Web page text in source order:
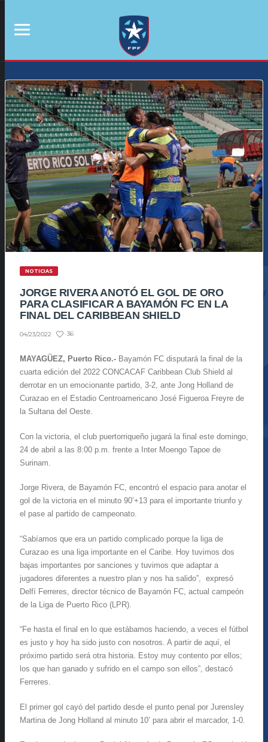
NOTICIAS
JORGE RIVERA ANOTÓ EL GOL DE ORO
PARA CLASIFICAR A BAYAMÓN FC EN LA
FINAL DEL CARIBBEAN SHIELD
04/23/2022 36
MAYAGÜEZ, Puerto Rico.- Bayamón FC disputará la final de la
cuarta edición del 2022 CONCACAF Caribbean Club Shield al
derrotar en un emocionante partido, 3-2, ante Jong Holland de
Curazao en el Estadio Centroamericano José Figueroa Freyre de
la Sultana del Oeste.
Con la victoria, el club puertorriqueño jugará la final este domingo,
24 de abril a las 8:00 p.m. frente a Inter Moengo Tapoe de
Surinam.
Jorge Rivera, de Bayamón FC, encontró el espacio para anotar el
gol de la victoria en el minuto 90’+13 para el importante triunfo y
el pase al partido de campeonato.
“Sabíamos que era un partido complicado porque la liga de
Curazao es una liga importante en el Caribe. Hoy tuvimos dos
bajas importantes por sanciones y tuvimos que adaptar a
jugadores diferentes a nuestro plan y nos ha salido”, expresó
Delfí Ferreres, director técnico de Bayamón FC, actual campeón
de la Liga de Puerto Rico (LPR).
“Fe hasta el final en lo que estábamos haciendo, a veces el fútbol
es justo y hoy ha sido justo con nosotros. A partir de aquí, el
próximo partido será otra historia. Estoy muy contento por ellos;
los que han ganado y sufrido en el campo son ellos”, destacó
Ferreres.
El primer gol cayó del partido desde el punto penal por Jurensley
Martina de Jong Holland al minuto 10’ para abrir el marcador, 1-0.